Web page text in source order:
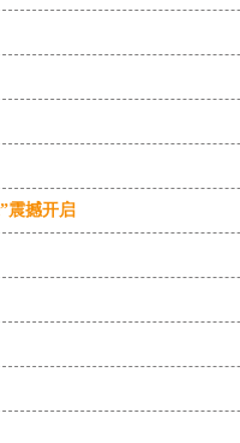
震撼开启